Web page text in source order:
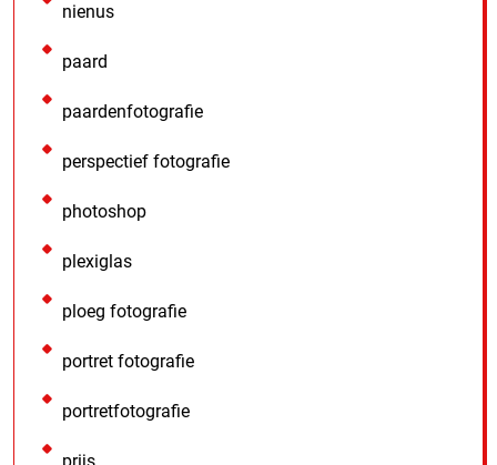
nienus
paard
paardenfotografie
perspectief fotografie
photoshop
plexiglas
ploeg fotografie
portret fotografie
portretfotografie